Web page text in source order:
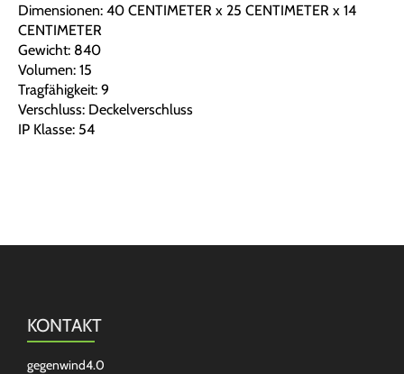
Dimensionen: 40 CENTIMETER x 25 CENTIMETER x 14
CENTIMETER
Gewicht: 840
Volumen: 15
Tragfähigkeit: 9
Verschluss: Deckelverschluss
IP Klasse: 54
KONTAKT
gegenwind4.0